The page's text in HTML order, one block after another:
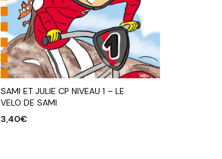
SAMI ET JULIE CP NIVEAU 1 – LE
VELO DE SAMI
3,40€